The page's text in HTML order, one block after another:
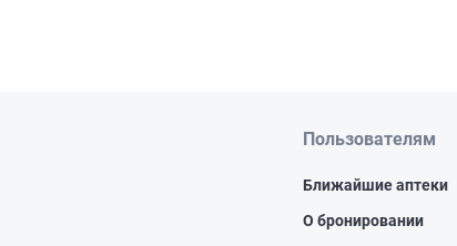
Пользователям
Ближайшие аптеки
О бронировании